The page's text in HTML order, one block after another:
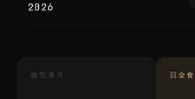
2026
微型满月 日全食